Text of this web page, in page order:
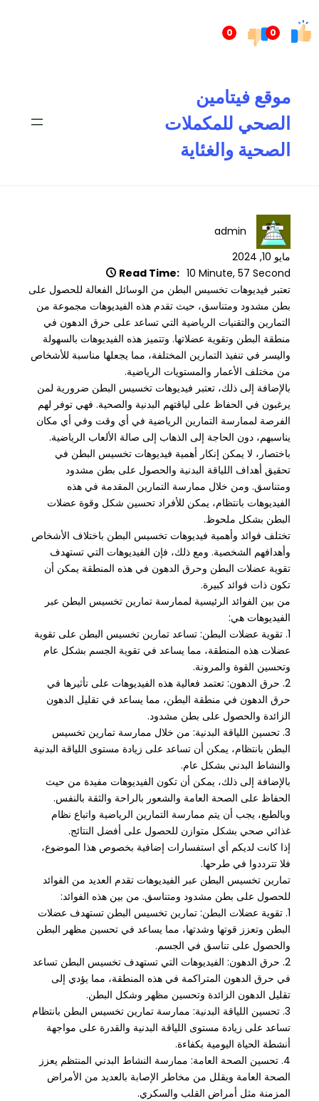
0
0إلى
موقع فيتامين
الصحي للمكملات
الصحية والغئاية
admin
مايو 10, 2024
Read Time: 10 Minute, 57 Second
تعتبر فيديوهات تخسيس البطن من الوسائل الفعالة للحصول على
بطن مشدود ومتناسق، حيث تقدم هذه الفيديوهات مجموعة من
التمارين والتقنيات الرياضية التي تساعد على حرق الدهون في
منطقة البطن وتقوية عضلاتها. وتتميز هذه الفيديوهات بالسهولة
واليسر في تنفيذ التمارين المختلفة، مما يجعلها مناسبة للأشخاص
من مختلف الأعمار والمستويات الرياضية.
بالإضافة إلى ذلك، تعتبر فيديوهات تخسيس البطن ضرورية لمن
يرغبون في الحفاظ على لياقتهم البدنية والصحية. فهي توفر لهم
الفرصة لممارسة التمارين الرياضية في أي وقت وفي أي مكان
يناسبهم، دون الحاجة إلى الذهاب إلى صالة الألعاب الرياضية.
باختصار، لا يمكن إنكار أهمية فيديوهات تخسيس البطن في
تحقيق أهداف اللياقة البدنية والحصول على بطن مشدود
ومتناسق. ومن خلال ممارسة التمارين المقدمة في هذه
الفيديوهات بانتظام، يمكن للأفراد تحسين شكل وقوة عضلات
البطن بشكل ملحوظ.
تختلف فوائد وأهمية فيديوهات تخسيس البطن باختلاف الأشخاص
وأهدافهم الشخصية. ومع ذلك، فإن الفيديوهات التي تستهدف
تقوية عضلات البطن وحرق الدهون في هذه المنطقة يمكن أن
تكون ذات فوائد كبيرة.
من بين الفوائد الرئيسية لممارسة تمارين تخسيس البطن عبر
الفيديوهات هي:
1. تقوية عضلات البطن: تساعد تمارين تخسيس البطن على تقوية
عضلات هذه المنطقة، مما يساعد في تقوية الجسم بشكل عام
وتحسين القوة والمرونة.
2. حرق الدهون: تعتمد فعالية هذه الفيديوهات على تأثيرها في
حرق الدهون في منطقة البطن، مما يساعد في تقليل الدهون
الزائدة والحصول على بطن مشدود.
3. تحسين اللياقة البدنية: من خلال ممارسة تمارين تخسيس
البطن بانتظام، يمكن أن تساعد على زيادة مستوى اللياقة البدنية
والنشاط البدني بشكل عام.
بالإضافة إلى ذلك، يمكن أن تكون الفيديوهات مفيدة من حيث
الحفاظ على الصحة العامة والشعور بالراحة والثقة بالنفس.
وبالطبع، يجب أن يتم ممارسة التمارين الرياضية واتباع نظام
غذائي صحي بشكل متوازن للحصول على أفضل النتائج.
إذا كانت لديكم أي استفسارات إضافية بخصوص هذا الموضوع،
فلا تترددوا في طرحها.
تمارين تخسيس البطن عبر الفيديوهات تقدم العديد من الفوائد
للحصول على بطن مشدود ومتناسق. من بين هذه الفوائد:
1. تقوية عضلات البطن: تمارين تخسيس البطن تستهدف عضلات
البطن وتعزز قوتها وشدتها، مما يساعد في تحسين مظهر البطن
والحصول على تناسق في الجسم.
2. حرق الدهون: الفيديوهات التي تستهدف تخسيس البطن تساعد
في حرق الدهون المتراكمة في هذه المنطقة، مما يؤدي إلى
تقليل الدهون الزائدة وتحسين مظهر وشكل البطن.
3. تحسين اللياقة البدنية: ممارسة تمارين تخسيس البطن بانتظام
تساعد على زيادة مستوى اللياقة البدنية والقدرة على مواجهة
أنشطة الحياة اليومية بكفاءة.
4. تحسين الصحة العامة: ممارسة النشاط البدني المنتظم يعزز
الصحة العامة ويقلل من مخاطر الإصابة بالعديد من الأمراض
المزمنة مثل أمراض القلب والسكري.